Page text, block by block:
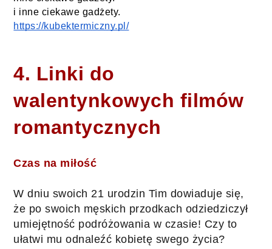
i inne ciekawe gadżety.
https://kubektermiczny.pl/
4. Linki do
walentynkowych filmów
romantycznych
Czas na miłość
W dniu swoich 21 urodzin Tim dowiaduje się,
że po swoich męskich przodkach odziedziczył
umiejętność podróżowania w czasie! Czy to
ułatwi mu odnaleźć kobietę swego życia?